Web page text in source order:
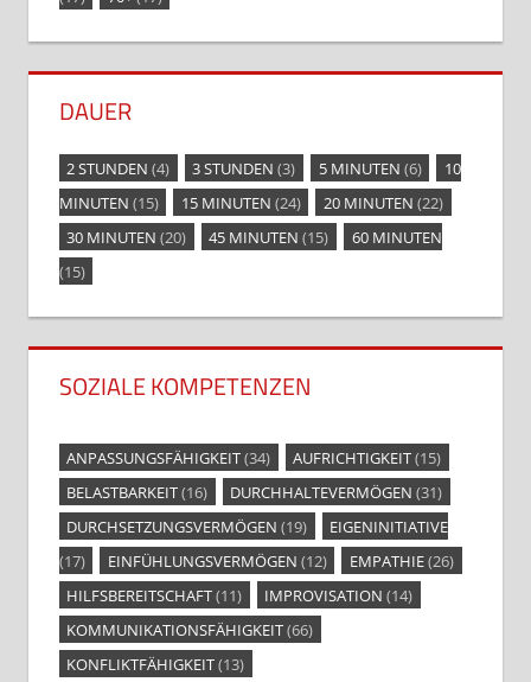
DAUER
2 STUNDEN (4) 3 STUNDEN (3) 5 MINUTEN (6)
10
MINUTEN (15) 15 MINUTEN (24) 20 MINUTEN (22)
30 MINUTEN (20) 45 MINUTEN (15)
60 MINUTEN
(15)
SOZIALE KOMPETENZEN
ANPASSUNGSFÄHIGKEIT(34) AUFRICHTIGKEIT(15)
BELASTBARKEIT(16) DURCHHALTEVERMÖGEN (31)
DURCHSETZUNGSVERMÖGEN (19)
EIGENINITIATIVE
(17)
EINFÜHLUNGSVERMÖGEN (12) EMPATHIE(26)
HILFSBEREITSCHAFT(11) IMPROVISATION (14)
KOMMUNIKATIONSFÄHIGKEIT(66)
KONFLIKTFÄHIGKEIT(13)